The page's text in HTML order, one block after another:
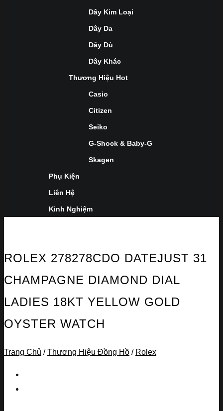
Dây Kim Loại
Dây Da
Dây Dù
Dây Khác
Thương Hiệu Hot
Casio
Citizen
Seiko
G-Shock & Baby-G
Skagen
Phụ Kiện
Liên Hệ
Kinh Nghiệm
ROLEX 278278CDO DATEJUST 31
CHAMPAGNE DIAMOND DIAL
LADIES 18KT YELLOW GOLD
OYSTER WATCH
Trang Chủ / Thương Hiệu Đồng Hồ / Rolex